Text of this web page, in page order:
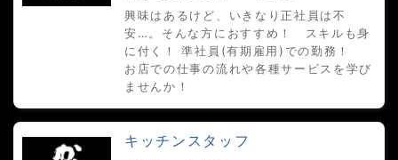
興味はあるけど、いきなり正社員は不
安…。そんな方におすすめ！ スキルも身
に付く！ 準社員(有期雇用)での勤務！
お店での仕事の流れや各種サービスを学び
ませんか！
キッチンスタッフ